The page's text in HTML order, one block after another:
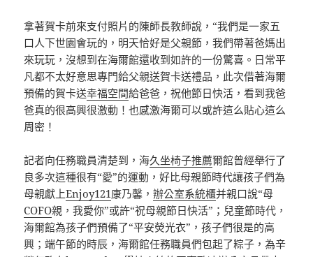
拿著賀卡前來支付照片的陳師長教師說，“我們是一家五
口人下世園會玩的，明天恰好是父親節，我們帶著爸媽出
來玩玩，沒想到在海爾館還收到如許的一份驚喜。日常平
凡都不太好意思專門給父親送賀卡送禮品，此次借著海爾
預備的賀卡送幸福空間給爸爸，祝他節日快活，看到我爸
爸真的很高興很激動！也感激海爾可以或許這么貼心這么
周密！
記者向任務職員清楚到，海久坐椅子推薦爾館曾經舉行了
良多次這種很有“愛”的運動，好比母親節時代讓孩子們為
母親獻上Enjoy121康乃馨，辦公室系統櫃并親口說“母
COFO親，我愛你”或許“祝母親節日快活”；兒童節時代，
海爾館為孩子們預備了“平安熒光衣”，孩子們很是的高
興；端午節的時辰，海爾館任務職員們包起了粽子，為辛